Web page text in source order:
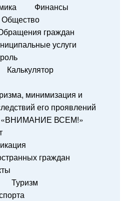
Финансы
Общество
граждан
услуги
Калькулятор
минимизация и
его проявлений
«ВНИМАНИЕ ВСЕМ!»
граждан
Туризм